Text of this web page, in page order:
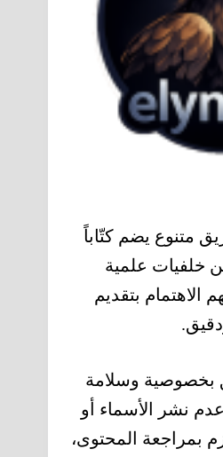
متنوع يضم كتّاباً
خلفيات علمية
الاهتمام بتقديم
بخصوصية وسلامة
نشر الأسماء أو
بمراجعة المحتوى،